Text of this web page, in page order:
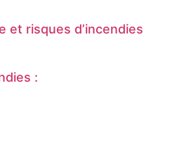
et risques d’incendies
: